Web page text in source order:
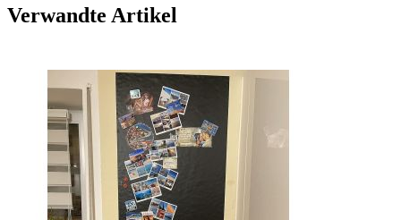
Verwandte Artikel